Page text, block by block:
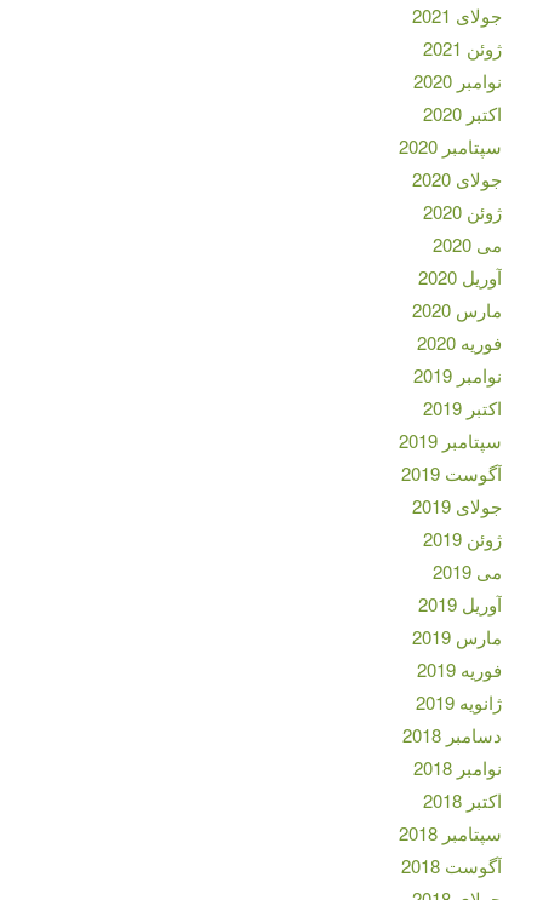
جولای 2021
ژوئن 2021
نوامبر 2020
اکتبر 2020
سپتامبر 2020
جولای 2020
ژوئن 2020
می 2020
آوریل 2020
مارس 2020
فوریه 2020
نوامبر 2019
اکتبر 2019
سپتامبر 2019
آگوست 2019
جولای 2019
ژوئن 2019
می 2019
آوریل 2019
مارس 2019
فوریه 2019
ژانویه 2019
دسامبر 2018
نوامبر 2018
اکتبر 2018
سپتامبر 2018
آگوست 2018